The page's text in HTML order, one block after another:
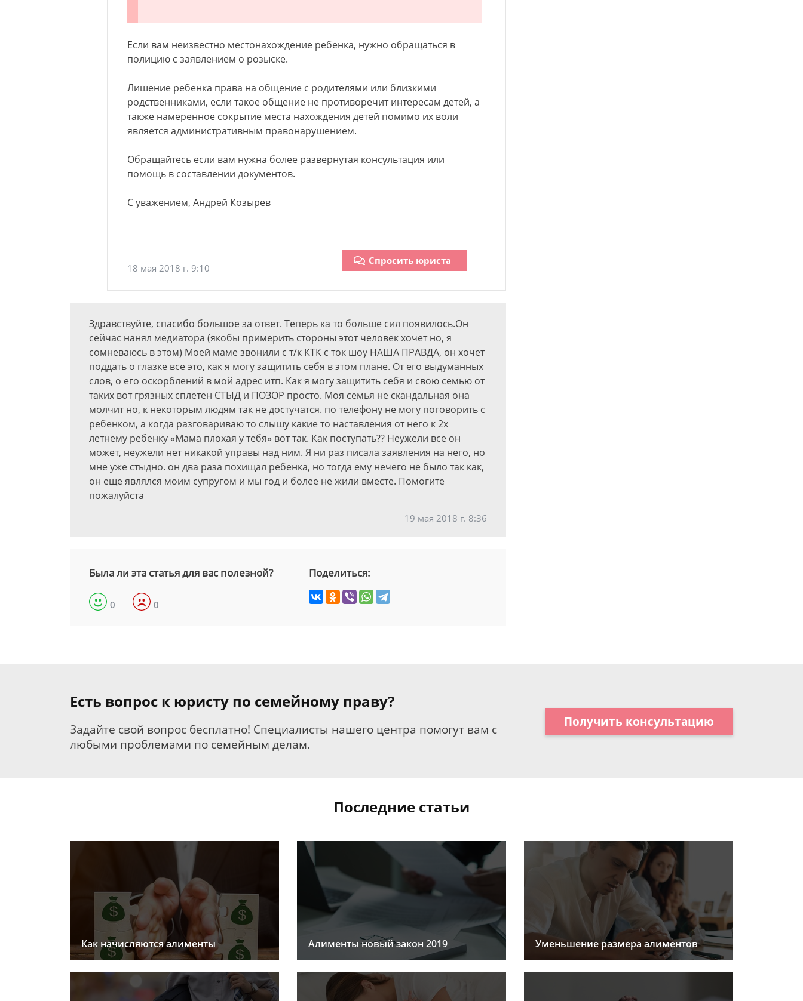
Если вам неизвестно местонахождение ребенка, нужно обращаться в
полицию с заявлением о розыске.
Лишение ребенка права на общение с родителями или близкими
родственниками, если такое общение не противоречит интересам детей, а
также намеренное сокрытие места нахождения детей помимо их воли
является административным правонарушением.
Обращайтесь если вам нужна более развернутая консультация или
помощь в составлении документов.
С уважением, Андрей Козырев
18 мая 2018 г. 9:10
Спросить юриста
Здравствуйте, спасибо большое за ответ. Теперь ка то больше сил появилось.Он
сейчас нанял медиатора (якобы примерить стороны этот человек хочет но, я
сомневаюсь в этом) Моей маме звонили с т/к КТК с ток шоу НАША ПРАВДА, он хочет
поддать о глазке все это, как я могу защитить себя в этом плане. От его выдуманных
слов, о его оскорблений в мой адрес итп. Как я могу защитить себя и свою семью от
таких вот грязных сплетен СТЫД и ПОЗОР просто. Моя семья не скандальная она
молчит но, к некоторым людям так не достучатся. по телефону не могу поговорить с
ребенком, а когда разговариваю то слышу какие то наставления от него к 2х
летнему ребенку «Мама плохая у тебя» вот так. Как поступать?? Неужели все он
может, неужели нет никакой управы над ним. Я ни раз писала заявления на него, но
мне уже стыдно. он два раза похищал ребенка, но тогда ему нечего не было так как,
он еще являлся моим супругом и мы год и более не жили вместе. Помогите
пожалуйста
19 мая 2018 г. 8:36
Была ли эта статья для вас полезной?
0 0
Поделиться:
Есть вопрос к юристу по семейному праву?
Задайте свой вопрос бесплатно! Специалисты нашего центра помогут вам с
любыми проблемами по семейным делам.
Получить консультацию
Последние статьи
Как начисляются алименты Алименты новый закон 2019 Уменьшение размера алиментов